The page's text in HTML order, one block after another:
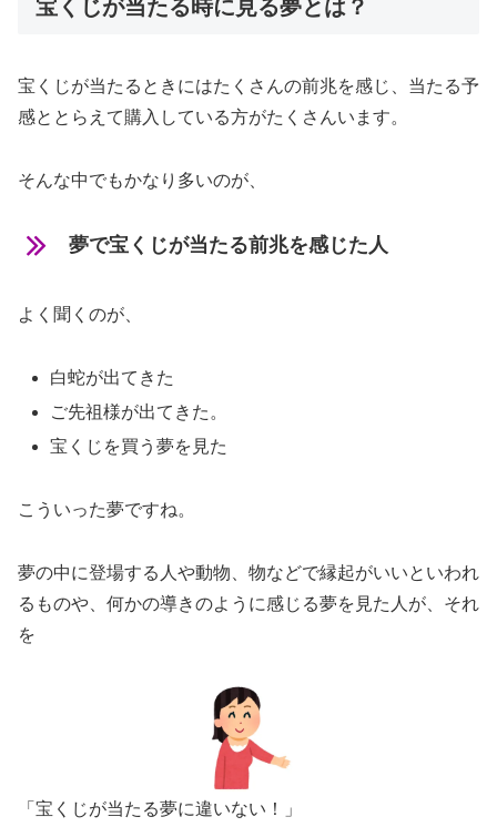
宝くじが当たる時に見る夢とは？
宝くじが当たるときにはたくさんの前兆を感じ、当たる予
感ととらえて購入している方がたくさんいます。
そんな中でもかなり多いのが、
夢で宝くじが当たる前兆を感じた人
よく聞くのが、
白蛇が出てきた
ご先祖様が出てきた。
宝くじを買う夢を見た
こういった夢ですね。
夢の中に登場する人や動物、物などで縁起がいいといわれ
るものや、何かの導きのように感じる夢を見た人が、それ
を
「宝くじが当たる夢に違いない！」